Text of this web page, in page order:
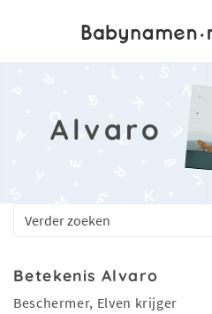
Alvaro
Betekenis Alvaro
Beschermer, Elven krijger